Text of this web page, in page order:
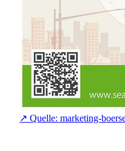
↗ Quelle: marketing-